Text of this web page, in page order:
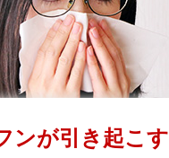
ンが引き起こす